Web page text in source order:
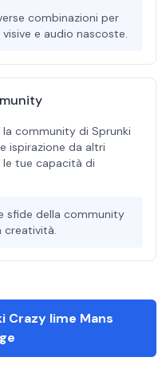
combinazioni per
e audio nascoste.
community di Sprunki
ispirazione da altri
tue capacità di
sfide della community
creatività.
Crazy lime Mans